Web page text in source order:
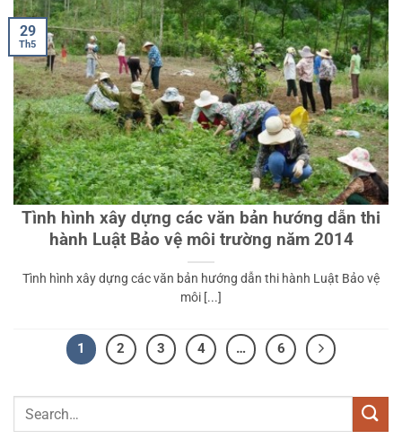
Tình hình xây dựng các văn bản hướng dẫn thi
hành Luật Bảo vệ môi trường năm 2014
Tình hình xây dựng các văn bản hướng dẫn thi hành Luật Bảo vệ
môi [...]
29
Th5
1 2 3 4 … 6